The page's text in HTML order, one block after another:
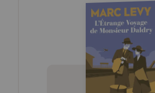
sur le devenir de notre Etat-
est de l'action sociale en France. Se
faut aider les autres renvoie les
solidarité à des questions difficiles
pour réagir aux contraintes des
d'urgence, et s'affirmer comme les
de cette solidarité dont nous avons